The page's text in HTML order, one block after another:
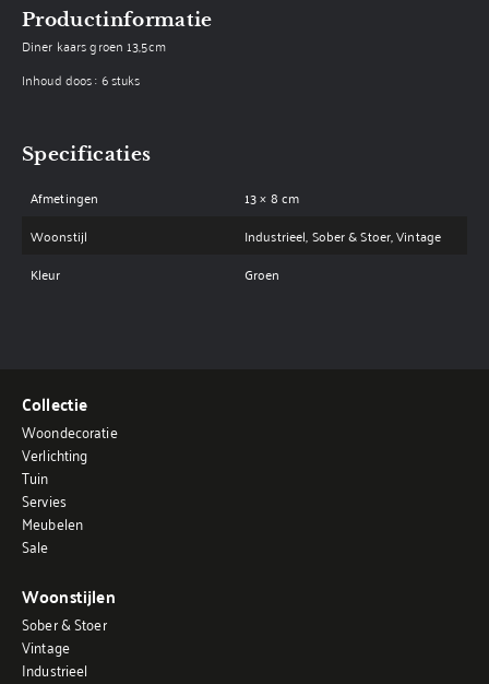
Productinformatie
Diner kaars groen 13,5cm
Inhoud doos : 6 stuks
Specificaties
Afmetingen
13 × 8 cm
Woonstijl
Industrieel, Sober & Stoer, Vintage
Kleur
Groen
Collectie
Woondecoratie
Verlichting
Tuin
Servies
Meubelen
Sale
Woonstijlen
Sober & Stoer
Vintage
Industrieel